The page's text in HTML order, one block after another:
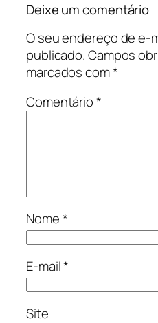
Deixe um comentário
O seu endereço de e-
publicado.Campos
marcados com*
Comentário*
Nome*
E-mail*
Site